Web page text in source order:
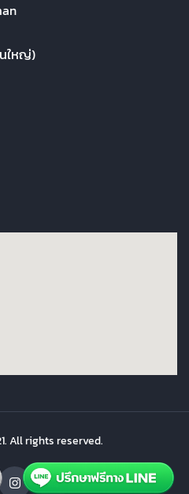
ใหญ่)
All rights reserved.